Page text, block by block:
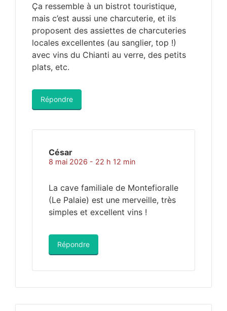
Ça ressemble à un bistrot touristique,
mais c’est aussi une charcuterie, et ils
proposent des assiettes de charcuteries
locales excellentes (au sanglier, top !)
avec vins du Chianti au verre, des petits
plats, etc.
Répondre
César
8 mai 2026 - 22 h 12 min
La cave familiale de Montefioralle
(Le Palaie) est une merveille, très
simples et excellent vins !
Répondre